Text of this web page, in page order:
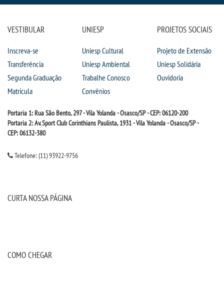
VESTIBULAR
Inscreva-se
Transferência
Segunda Graduação
Matrícula
UNIESP
Uniesp Cultural
Uniesp Ambiental
Trabalhe Conosco
Convênios
PROJETOS SOCIAIS
Projeto de Extensão
Uniesp Solidária
Ouvidoria
Portaria 1: Rua São Bento, 297 - Vila Yolanda - Osasco/SP - CEP: 06120-200
Portaria 2: Av. Sport Club Corinthians Paulista, 1931 - Vila Yolanda - Osasco/SP -
CEP: 06132-380
Telefone: (11) 93922-9756
CURTA NOSSA PÁGINA
COMO CHEGAR